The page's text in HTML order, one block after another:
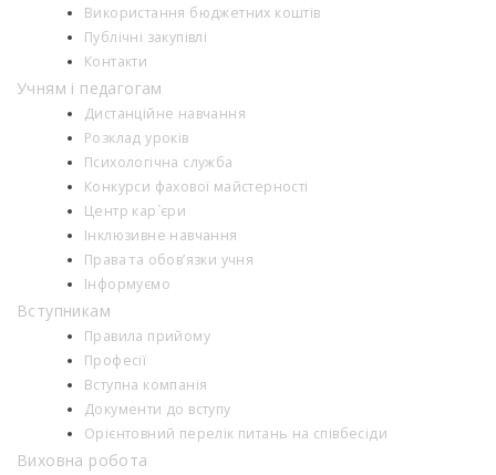
Використання бюджетних коштів
Публічні закупівлі
Контакти
Учням і педагогам
Дистанційне навчання
Розклад уроків
Психологiчна служба
Конкурси фахової майстерності
Центр кар`єри
Інклюзивне навчання
Права та обов’язки учня
Інформуємо
Вступникам
Правила прийому
Професії
Вступна компанія
Документи до вступу
Орієнтовний перелік питань на співбесіди
Виховна робота